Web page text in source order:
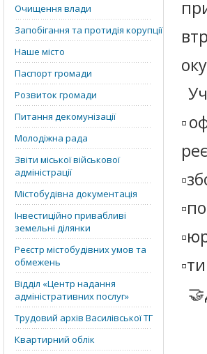
Очищення влади
Запобігання та протидія корупції
Наше місто
Паспорт громади
Розвиток громади
Питання декомунізації
Молодіжна рада
Звіти міської військової
адміністрації
Містобудівна документація
Інвестиційно привабливі
земельні ділянки
Реєстр містобудівних умов та
обмежень
Відділ «‎Центр надання
адміністративних послуг»
Трудовий архів Василівської ТГ
Квартирний облік